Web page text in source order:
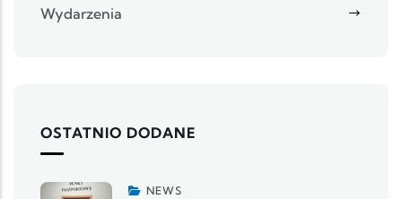
Wydarzenia
OSTATNIO DODANE
NEWS